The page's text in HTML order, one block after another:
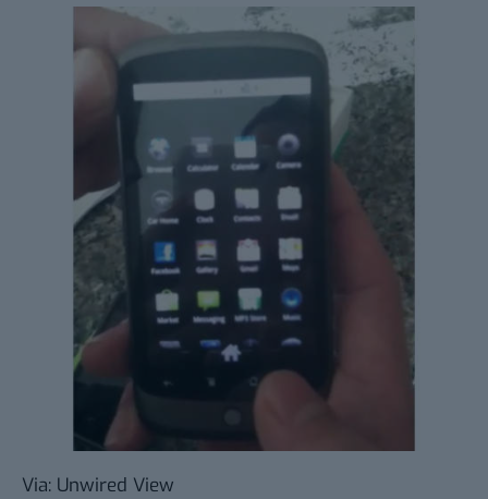
Via: Unwired View